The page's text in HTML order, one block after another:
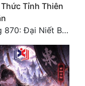
Tỉnh Thiên
Chương 870: Đại Niết Bàn Tiên Thuật!